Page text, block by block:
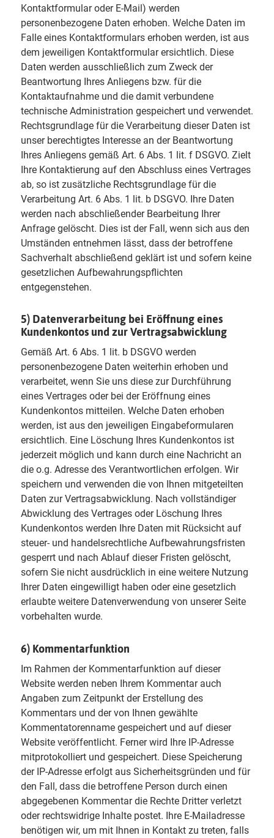
Kontaktformular oder E-Mail) werden
personenbezogene Daten erhoben. Welche Daten im
Falle eines Kontaktformulars erhoben werden, ist aus
dem jeweiligen Kontaktformular ersichtlich. Diese
Daten werden ausschließlich zum Zweck der
Beantwortung Ihres Anliegens bzw. für die
Kontaktaufnahme und die damit verbundene
technische Administration gespeichert und verwendet.
Rechtsgrundlage für die Verarbeitung dieser Daten ist
unser berechtigtes Interesse an der Beantwortung
Ihres Anliegens gemäß Art. 6 Abs. 1 lit. f DSGVO. Zielt
Ihre Kontaktierung auf den Abschluss eines Vertrages
ab, so ist zusätzliche Rechtsgrundlage für die
Verarbeitung Art. 6 Abs. 1 lit. b DSGVO. Ihre Daten
werden nach abschließender Bearbeitung Ihrer
Anfrage gelöscht. Dies ist der Fall, wenn sich aus den
Umständen entnehmen lässt, dass der betroffene
Sachverhalt abschließend geklärt ist und sofern keine
gesetzlichen Aufbewahrungspflichten
entgegenstehen.
5) Datenverarbeitung bei Eröffnung eines
Kundenkontos und zur Vertragsabwicklung
Gemäß Art. 6 Abs. 1 lit. b DSGVO werden
personenbezogene Daten weiterhin erhoben und
verarbeitet, wenn Sie uns diese zur Durchführung
eines Vertrages oder bei der Eröffnung eines
Kundenkontos mitteilen. Welche Daten erhoben
werden, ist aus den jeweiligen Eingabeformularen
ersichtlich. Eine Löschung Ihres Kundenkontos ist
jederzeit möglich und kann durch eine Nachricht an
die o.g. Adresse des Verantwortlichen erfolgen. Wir
speichern und verwenden die von Ihnen mitgeteilten
Daten zur Vertragsabwicklung. Nach vollständiger
Abwicklung des Vertrages oder Löschung Ihres
Kundenkontos werden Ihre Daten mit Rücksicht auf
steuer- und handelsrechtliche Aufbewahrungsfristen
gesperrt und nach Ablauf dieser Fristen gelöscht,
sofern Sie nicht ausdrücklich in eine weitere Nutzung
Ihrer Daten eingewilligt haben oder eine gesetzlich
erlaubte weitere Datenverwendung von unserer Seite
vorbehalten wurde.
6) Kommentarfunktion
Im Rahmen der Kommentarfunktion auf dieser
Website werden neben Ihrem Kommentar auch
Angaben zum Zeitpunkt der Erstellung des
Kommentars und der von Ihnen gewählte
Kommentatorenname gespeichert und auf dieser
Website veröffentlicht. Ferner wird Ihre IP-Adresse
mitprotokolliert und gespeichert. Diese Speicherung
der IP-Adresse erfolgt aus Sicherheitsgründen und für
den Fall, dass die betroffene Person durch einen
abgegebenen Kommentar die Rechte Dritter verletzt
oder rechtswidrige Inhalte postet. Ihre E-Mailadresse
benötigen wir, um mit Ihnen in Kontakt zu treten, falls